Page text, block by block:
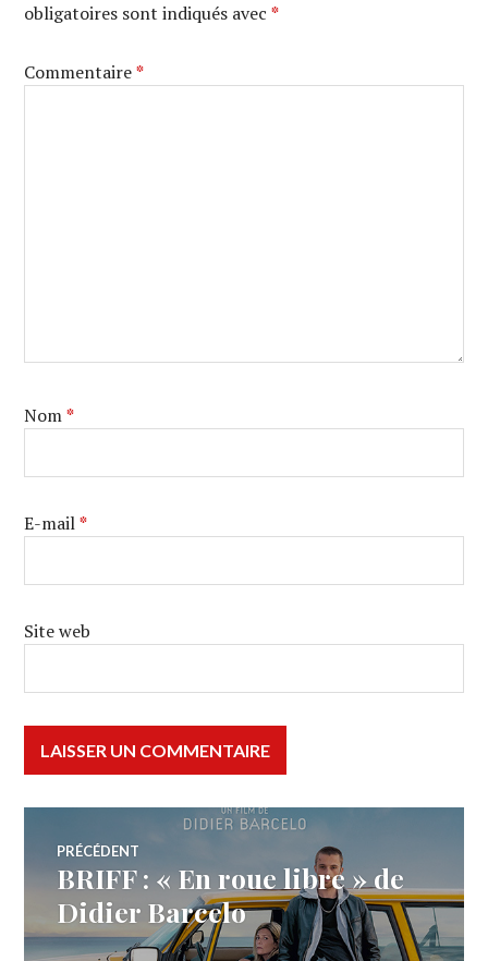
obligatoires sont indiqués avec*
Commentaire*
Nom*
E-mail*
Site web
Navigation
de
PRÉCÉDENT
Article
précédent :
BRIFF : « En roue libre » de
Didier Barcelo